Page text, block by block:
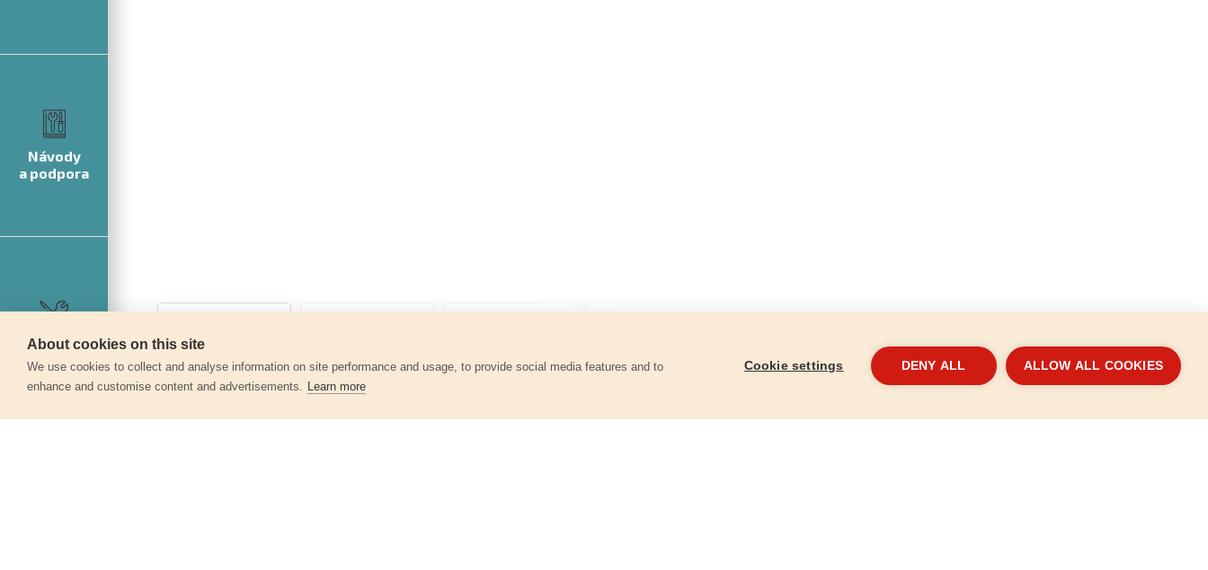
Návody
a podpora
Servis
About cookies on this site
We use cookies to collect and analyse information on site performance and usage, to provide social media features and to
enhance and customise content and advertisements. Learn more
Cookie settings DENY ALL ALLOW ALL COOKIES